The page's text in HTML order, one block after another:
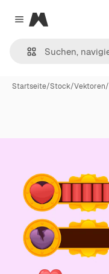
Close menu
Magnific
Startseite/Stock/Vektoren/